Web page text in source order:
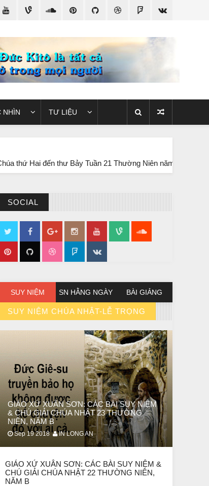
NHÌN TƯ LIỆU
thư Bảy Tuần 21 Thường Niên năm B
SOCIAL
SUY NIỆM SN HẰNG NGÀY BÀI GIẢNG
SUY NIỆM CHÚA NHẬT-LỄ TRỌNG
// VIEW MORE BY SUY NIỆM CHÚA NHẬT-LỄ TRỌNG
GIÁO XỨ XUÂN SƠN: CÁC BÀI SUY NIỆM
& CHÚ GIẢI CHÚA NHẬT 23 THƯỜNG
NIÊN, NĂM B
Sep 19 2018 IN LONG AN
GIÁO XỨ XUÂN SƠN: CÁC BÀI SUY NIỆM &
CHÚ GIẢI CHÚA NHẬT 22 THƯỜNG NIÊN,
NĂM B